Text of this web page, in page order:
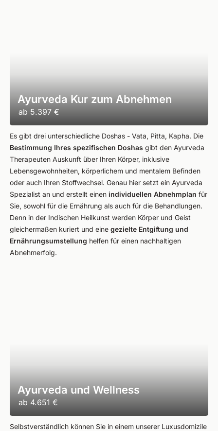
Ayurveda Kur zum Abnehmen
ab 5.397 €
Es gibt drei unterschiedliche Doshas - Vata, Pitta, Kapha. Die
Bestimmung Ihres spezifischen Doshas gibt den Ayurveda
Therapeuten Auskunft über Ihren Körper, inklusive
Lebensgewohnheiten, körperlichem und mentalem Befinden
oder auch Ihren Stoffwechsel. Genau hier setzt ein Ayurveda
Spezialist an und erstellt einen individuellen Abnehmplan für
Sie, sowohl für die Ernährung als auch für die Behandlungen.
Denn in der Indischen Heilkunst werden Körper und Geist
gleichermaßen kuriert und eine gezielte Entgiftung und
Ernährungsumstellung helfen für einen nachhaltigen
Abnehmerfolg.
Ayurveda und Wellness
ab 4.651 €
Selbstverständlich können Sie in einem unserer Luxusdomizile